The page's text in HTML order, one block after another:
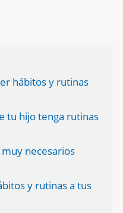
hábitos y rutinas
tu hijo tenga rutinas
necesarios
y rutinas a tus